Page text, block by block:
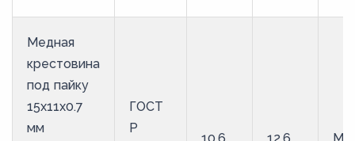
Медная
крестовина
под пайку
15х11х0.7
мм
ГОСТ
Р